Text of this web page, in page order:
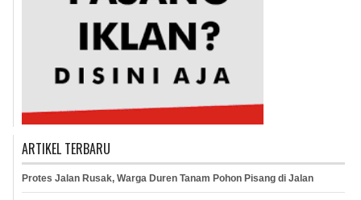
ARTIKEL TERBARU
Protes Jalan Rusak, Warga Duren Tanam Pohon Pisang di Jalan